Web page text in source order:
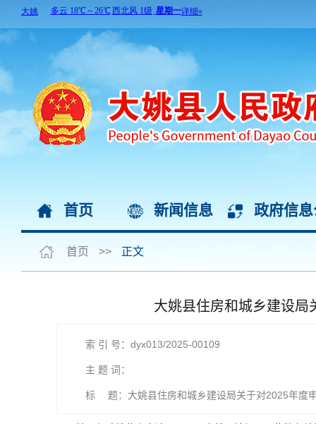
首页 新闻信息 政府信
首页 >> 正文
大姚县住房和城乡建设局
索 引 号：dyx013/2025-00109
主 题 词：
标 题：大姚县住房和城乡建设局关于对2025年度